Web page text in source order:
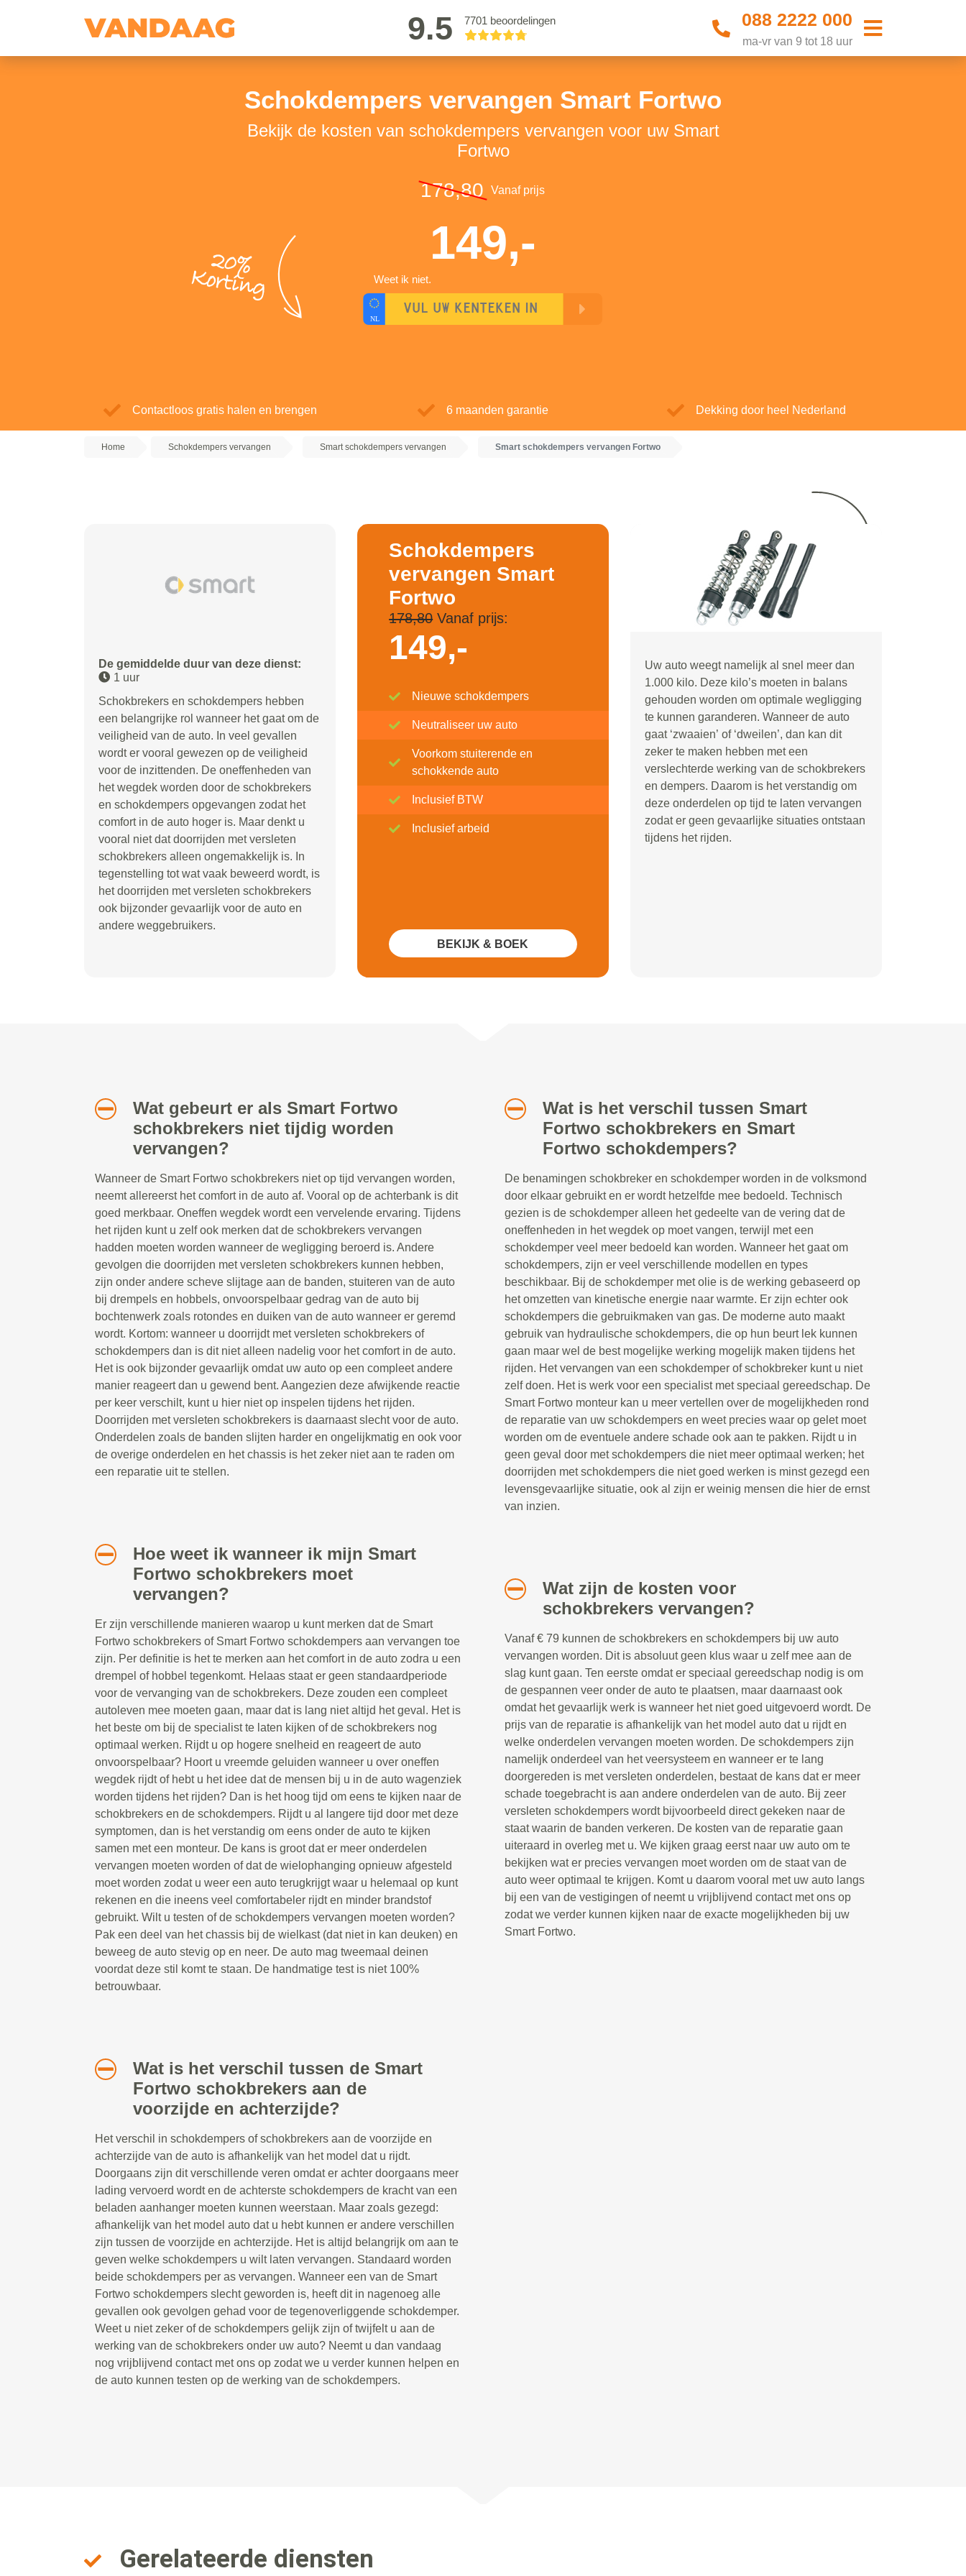
9.5 7701 beoordelingen 088 2222 000
ma-vr van 9 tot 18 uur
Schokdempers vervangen Smart Fortwo
Bekijk de kosten van schokdempers vervangen voor uw Smart
Fortwo
20%
Korting
178,80 Vanaf prijs
149,-
Weet ik niet.
Contactloos gratis halen en brengen 6 maanden garantie Dekking door heel Nederland
Home Schokdempers vervangen Smart schokdempers vervangen Smart schokdempers vervangen Fortwo
De gemiddelde duur van deze dienst:
1 uur
Schokbrekers en schokdempers hebben
een belangrijke rol wanneer het gaat om de
veiligheid van de auto. In veel gevallen
wordt er vooral gewezen op de veiligheid
voor de inzittenden. De oneffenheden van
het wegdek worden door de schokbrekers
en schokdempers opgevangen zodat het
comfort in de auto hoger is. Maar denkt u
vooral niet dat doorrijden met versleten
schokbrekers alleen ongemakkelijk is. In
tegenstelling tot wat vaak beweerd wordt, is
het doorrijden met versleten schokbrekers
ook bijzonder gevaarlijk voor de auto en
andere weggebruikers.
Schokdempers
vervangen Smart
Fortwo
178,80Vanaf prijs:
149,-
Nieuwe schokdempers
Neutraliseer uw auto
Voorkom stuiterende en
schokkende auto
Inclusief BTW
Inclusief arbeid
BEKIJK & BOEK
Uw auto weegt namelijk al snel meer dan
1.000 kilo. Deze kilo’s moeten in balans
gehouden worden om optimale wegligging
te kunnen garanderen. Wanneer de auto
gaat ‘zwaaien’ of ‘dweilen’, dan kan dit
zeker te maken hebben met een
verslechterde werking van de schokbrekers
en dempers. Daarom is het verstandig om
deze onderdelen op tijd te laten vervangen
zodat er geen gevaarlijke situaties ontstaan
tijdens het rijden.
Wat gebeurt er als Smart Fortwo
schokbrekers niet tijdig worden
vervangen?
Wanneer de Smart Fortwo schokbrekers niet op tijd vervangen worden,
neemt allereerst het comfort in de auto af. Vooral op de achterbank is dit
goed merkbaar. Oneffen wegdek wordt een vervelende ervaring. Tijdens
het rijden kunt u zelf ook merken dat de schokbrekers vervangen
hadden moeten worden wanneer de wegligging beroerd is. Andere
gevolgen die doorrijden met versleten schokbrekers kunnen hebben,
zijn onder andere scheve slijtage aan de banden, stuiteren van de auto
bij drempels en hobbels, onvoorspelbaar gedrag van de auto bij
bochtenwerk zoals rotondes en duiken van de auto wanneer er geremd
wordt. Kortom: wanneer u doorrijdt met versleten schokbrekers of
schokdempers dan is dit niet alleen nadelig voor het comfort in de auto.
Het is ook bijzonder gevaarlijk omdat uw auto op een compleet andere
manier reageert dan u gewend bent. Aangezien deze afwijkende reactie
per keer verschilt, kunt u hier niet op inspelen tijdens het rijden.
Doorrijden met versleten schokbrekers is daarnaast slecht voor de auto.
Onderdelen zoals de banden slijten harder en ongelijkmatig en ook voor
de overige onderdelen en het chassis is het zeker niet aan te raden om
een reparatie uit te stellen.
Hoe weet ik wanneer ik mijn Smart
Fortwo schokbrekers moet
vervangen?
Er zijn verschillende manieren waarop u kunt merken dat de Smart
Fortwo schokbrekers of Smart Fortwo schokdempers aan vervangen toe
zijn. Per definitie is het te merken aan het comfort in de auto zodra u een
drempel of hobbel tegenkomt. Helaas staat er geen standaardperiode
voor de vervanging van de schokbrekers. Deze zouden een compleet
autoleven mee moeten gaan, maar dat is lang niet altijd het geval. Het is
het beste om bij de specialist te laten kijken of de schokbrekers nog
optimaal werken. Rijdt u op hogere snelheid en reageert de auto
onvoorspelbaar? Hoort u vreemde geluiden wanneer u over oneffen
wegdek rijdt of hebt u het idee dat de mensen bij u in de auto wagenziek
worden tijdens het rijden? Dan is het hoog tijd om eens te kijken naar de
schokbrekers en de schokdempers. Rijdt u al langere tijd door met deze
symptomen, dan is het verstandig om eens onder de auto te kijken
samen met een monteur. De kans is groot dat er meer onderdelen
vervangen moeten worden of dat de wielophanging opnieuw afgesteld
moet worden zodat u weer een auto terugkrijgt waar u helemaal op kunt
rekenen en die ineens veel comfortabeler rijdt en minder brandstof
gebruikt. Wilt u testen of de schokdempers vervangen moeten worden?
Pak een deel van het chassis bij de wielkast (dat niet in kan deuken) en
beweeg de auto stevig op en neer. De auto mag tweemaal deinen
voordat deze stil komt te staan. De handmatige test is niet 100%
betrouwbaar.
Wat is het verschil tussen de Smart
Fortwo schokbrekers aan de
voorzijde en achterzijde?
Het verschil in schokdempers of schokbrekers aan de voorzijde en
achterzijde van de auto is afhankelijk van het model dat u rijdt.
Doorgaans zijn dit verschillende veren omdat er achter doorgaans meer
lading vervoerd wordt en de achterste schokdempers de kracht van een
beladen aanhanger moeten kunnen weerstaan. Maar zoals gezegd:
afhankelijk van het model auto dat u hebt kunnen er andere verschillen
zijn tussen de voorzijde en achterzijde. Het is altijd belangrijk om aan te
geven welke schokdempers u wilt laten vervangen. Standaard worden
beide schokdempers per as vervangen. Wanneer een van de Smart
Fortwo schokdempers slecht geworden is, heeft dit in nagenoeg alle
gevallen ook gevolgen gehad voor de tegenoverliggende schokdemper.
Weet u niet zeker of de schokdempers gelijk zijn of twijfelt u aan de
werking van de schokbrekers onder uw auto? Neemt u dan vandaag
nog vrijblijvend contact met ons op zodat we u verder kunnen helpen en
de auto kunnen testen op de werking van de schokdempers.
Wat is het verschil tussen Smart
Fortwo schokbrekers en Smart
Fortwo schokdempers?
De benamingen schokbreker en schokdemper worden in de volksmond
door elkaar gebruikt en er wordt hetzelfde mee bedoeld. Technisch
gezien is de schokdemper alleen het gedeelte van de vering dat de
oneffenheden in het wegdek op moet vangen, terwijl met een
schokdemper veel meer bedoeld kan worden. Wanneer het gaat om
schokdempers, zijn er veel verschillende modellen en types
beschikbaar. Bij de schokdemper met olie is de werking gebaseerd op
het omzetten van kinetische energie naar warmte. Er zijn echter ook
schokdempers die gebruikmaken van gas. De moderne auto maakt
gebruik van hydraulische schokdempers, die op hun beurt lek kunnen
gaan maar wel de best mogelijke werking mogelijk maken tijdens het
rijden. Het vervangen van een schokdemper of schokbreker kunt u niet
zelf doen. Het is werk voor een specialist met speciaal gereedschap. De
Smart Fortwo monteur kan u meer vertellen over de mogelijkheden rond
de reparatie van uw schokdempers en weet precies waar op gelet moet
worden om de eventuele andere schade ook aan te pakken. Rijdt u in
geen geval door met schokdempers die niet meer optimaal werken; het
doorrijden met schokdempers die niet goed werken is minst gezegd een
levensgevaarlijke situatie, ook al zijn er weinig mensen die hier de ernst
van inzien.
Wat zijn de kosten voor
schokbrekers vervangen?
Vanaf € 79 kunnen de schokbrekers en schokdempers bij uw auto
vervangen worden. Dit is absoluut geen klus waar u zelf mee aan de
slag kunt gaan. Ten eerste omdat er speciaal gereedschap nodig is om
de gespannen veer onder de auto te plaatsen, maar daarnaast ook
omdat het gevaarlijk werk is wanneer het niet goed uitgevoerd wordt. De
prijs van de reparatie is afhankelijk van het model auto dat u rijdt en
welke onderdelen vervangen moeten worden. De schokdempers zijn
namelijk onderdeel van het veersysteem en wanneer er te lang
doorgereden is met versleten onderdelen, bestaat de kans dat er meer
schade toegebracht is aan andere onderdelen van de auto. Bij zeer
versleten schokdempers wordt bijvoorbeeld direct gekeken naar de
staat waarin de banden verkeren. De kosten van de reparatie gaan
uiteraard in overleg met u. We kijken graag eerst naar uw auto om te
bekijken wat er precies vervangen moet worden om de staat van de
auto weer optimaal te krijgen. Komt u daarom vooral met uw auto langs
bij een van de vestigingen of neemt u vrijblijvend contact met ons op
zodat we verder kunnen kijken naar de exacte mogelijkheden bij uw
Smart Fortwo.
Gerelateerde diensten